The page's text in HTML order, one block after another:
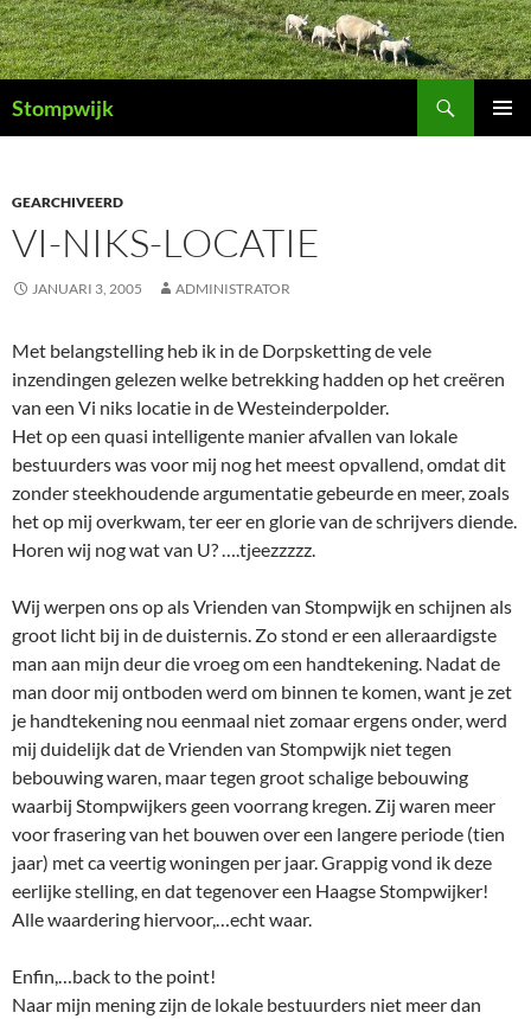
Ga
naar
de
inhoud
Stompwijk
GEARCHIVEERD
VI-NIKS-LOCATIE
JANUARI 3, 2005 ADMINISTRATOR
Met belangstelling heb ik in de Dorpsketting de vele
inzendingen gelezen welke betrekking hadden op het creëren
van een Vi niks locatie in de Westeinderpolder.
Het op een quasi intelligente manier afvallen van lokale
bestuurders was voor mij nog het meest opvallend, omdat dit
zonder steekhoudende argumentatie gebeurde en meer, zoals
het op mij overkwam, ter eer en glorie van de schrijvers diende.
Horen wij nog wat van U? ….tjeezzzzz.
Wij werpen ons op als Vrienden van Stompwijk en schijnen als
groot licht bij in de duisternis. Zo stond er een alleraardigste
man aan mijn deur die vroeg om een handtekening. Nadat de
man door mij ontboden werd om binnen te komen, want je zet
je handtekening nou eenmaal niet zomaar ergens onder, werd
mij duidelijk dat de Vrienden van Stompwijk niet tegen
bebouwing waren, maar tegen groot schalige bebouwing
waarbij Stompwijkers geen voorrang kregen. Zij waren meer
voor frasering van het bouwen over een langere periode (tien
jaar) met ca veertig woningen per jaar. Grappig vond ik deze
eerlijke stelling, en dat tegenover een Haagse Stompwijker!
Alle waardering hiervoor,…echt waar.
Enfin,…back to the point!
Naar mijn mening zijn de lokale bestuurders niet meer dan